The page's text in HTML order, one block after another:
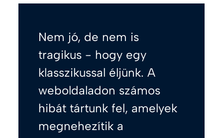
Nem jó, de nem is
tragikus - hogy egy
klasszikussal éljünk. A
weboldaladon számos
hibát tártunk fel, amelyek
megnehezítik a